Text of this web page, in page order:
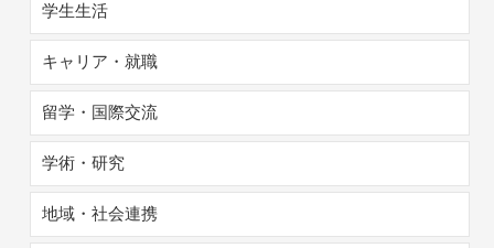
学生生活
キャリア・就職
留学・国際交流
学術・研究
地域・社会連携